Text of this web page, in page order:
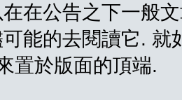
在公告之下一般
能的去閱讀它.
置於版面的頂端.